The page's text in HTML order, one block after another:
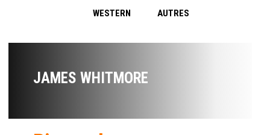
WESTERN AUTRES
JAMES WHITMORE